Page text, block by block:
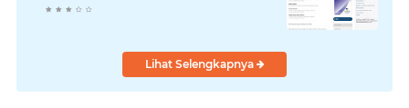
Lihat Selengkapnya